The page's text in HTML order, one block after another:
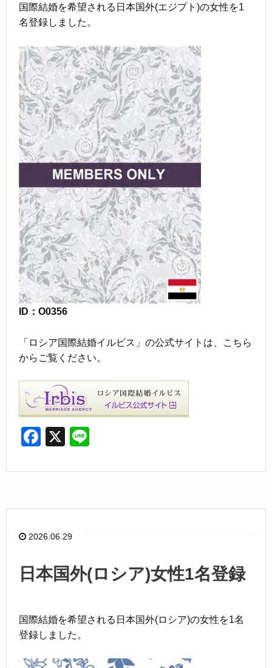
国際結婚を希望される日本国外(エジプト)の女性を1
名登録しました。
ID：O0356
「ロシア国際結婚イルビス」の公式サイトは、こちら
からご覧ください。
F
c
b
o
k
X
e
2026.06.29
日本国外(ロシア)女性1名登録
国際結婚を希望される日本国外(ロシア)の女性を1名
登録しました。